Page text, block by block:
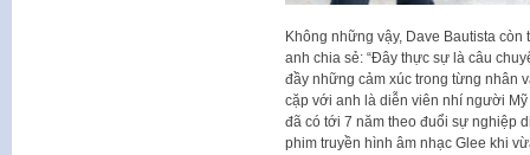
Không những vậy, Dave Bautista
anh chia sẻ: “Đây thực sự là câu
đầy những cảm xúc trong từng nhân
cặp với anh là diễn viên nhí người
đã có tới 7 năm theo đuổi sự nghiệp
phim truyền hình âm nhạc Glee khi